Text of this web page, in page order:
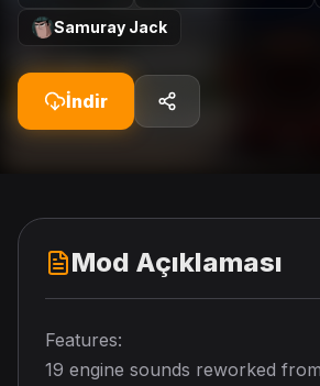
Samuray Jack
İndir
Mod Açıklaması
Features:
19 engine sounds reworked